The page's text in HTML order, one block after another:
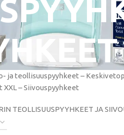
ja teollisuuspyyhkeet –
– Siivouspyyhkeet
TEOLLISUUSPYYHKEET JA